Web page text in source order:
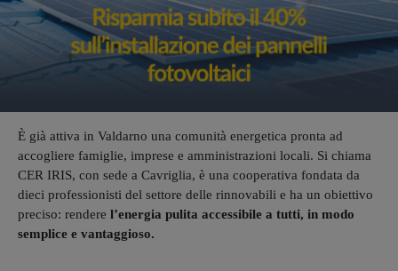
È già attiva in Valdarno una comunità energetica pronta ad
accogliere famiglie, imprese e amministrazioni locali. Si chiama
CER IRIS, con sede a Cavriglia, è una cooperativa fondata da
dieci professionisti del settore delle rinnovabili e ha un obiettivo
preciso: rendere l’energia pulita accessibile a tutti, in modo
semplice e vantaggioso.